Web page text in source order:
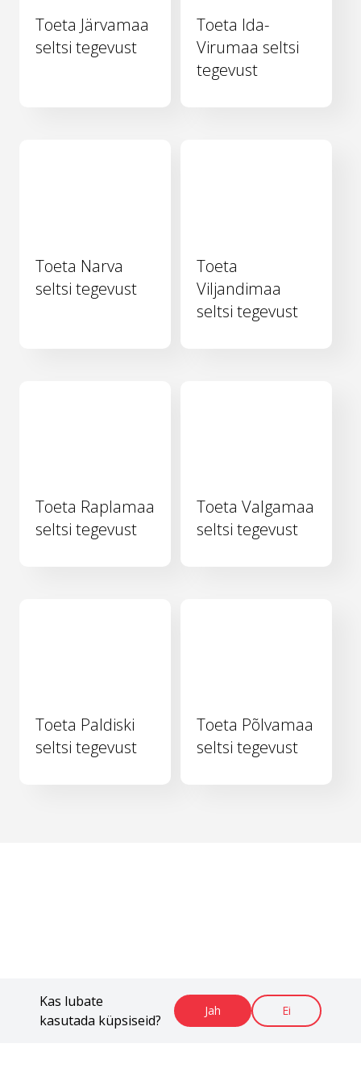
Kas lubate
kasutada küpsiseid?
Jah Ei
Toeta Järvamaa
seltsi tegevust
Toeta Ida-
Virumaa seltsi
tegevust
Toeta Narva
seltsi tegevust
Toeta
Viljandimaa
seltsi tegevust
Toeta Raplamaa
seltsi tegevust
Toeta Valgamaa
seltsi tegevust
Toeta Paldiski
seltsi tegevust
Toeta Põlvamaa
seltsi tegevust